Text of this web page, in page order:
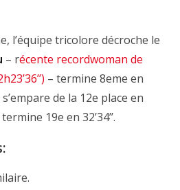
l’équipe tricolore décroche le
– récente recordwoman de
– termine 8eme en
s’empare de la 12e place en
termine 19e en 32’34’’.